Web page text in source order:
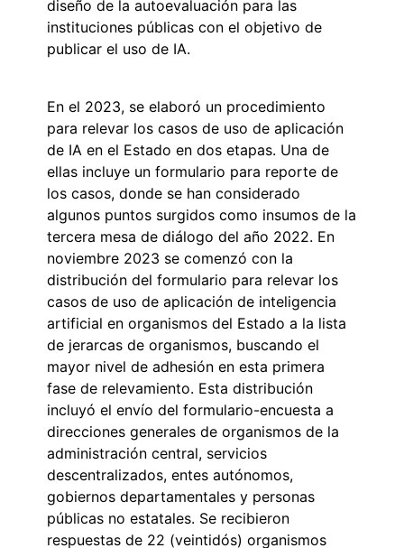
diseño de la autoevaluación para las
instituciones públicas con el objetivo de
publicar el uso de IA.
En el 2023, se elaboró un procedimiento
para relevar los casos de uso de aplicación
de IA en el Estado en dos etapas. Una de
ellas incluye un formulario para reporte de
los casos, donde se han considerado
algunos puntos surgidos como insumos de la
tercera mesa de diálogo del año 2022. En
noviembre 2023 se comenzó con la
distribución del formulario para relevar los
casos de uso de aplicación de inteligencia
artificial en organismos del Estado a la lista
de jerarcas de organismos, buscando el
mayor nivel de adhesión en esta primera
fase de relevamiento. Esta distribución
incluyó el envío del formulario-encuesta a
direcciones generales de organismos de la
administración central, servicios
descentralizados, entes autónomos,
gobiernos departamentales y personas
públicas no estatales. Se recibieron
respuestas de 22 (veintidós) organismos